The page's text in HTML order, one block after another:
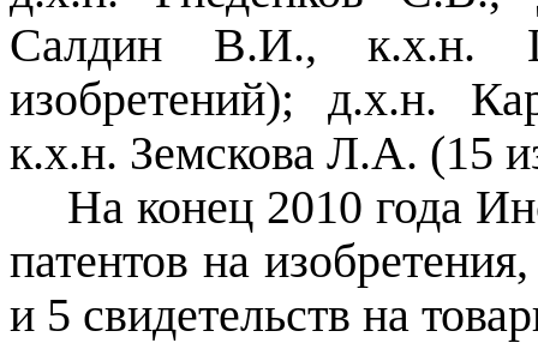
Салдин В.И., к.х.н.
изобретений); д.х.н.
к.х.н. Земскова Л.А. (15
На конец2010 года
патентов на
и 5 свидетельств на